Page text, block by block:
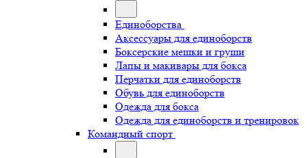
Единоборства
Аксессуары для единоборств
Боксерские мешки и груши
Лапы и макивары для бокса
Перчатки для единоборств
Обувь для единоборств
Одежда для бокса
Одежда для единоборств и тренировок
Командный спорт